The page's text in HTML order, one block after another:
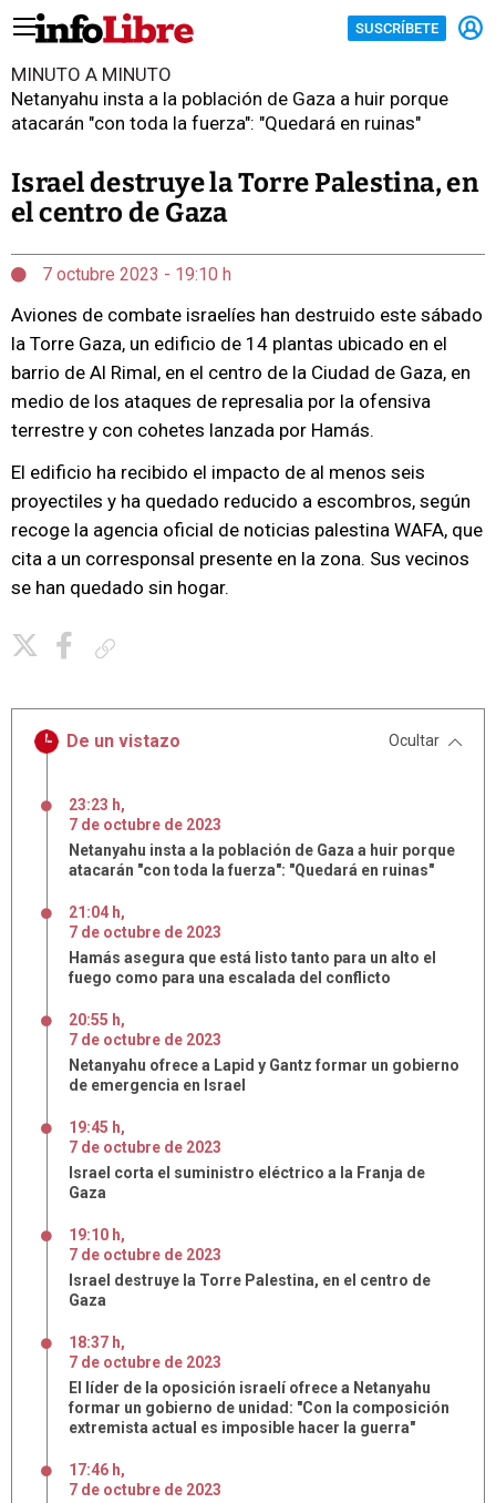
SUSCRÍBETE
MINUTO A MINUTO
Netanyahu insta a la población de Gaza a huir porque
atacarán "con toda la fuerza": "Quedará en ruinas"
Israel destruye la Torre Palestina, en
el centro de Gaza
7 octubre 2023 - 19:10 h
Aviones de combate israelíes han destruido este sábado
la Torre Gaza, un edificio de 14 plantas ubicado en el
barrio de Al Rimal, en el centro de la Ciudad de Gaza, en
medio de los ataques de represalia por la ofensiva
terrestre y con cohetes lanzada por Hamás.
El edificio ha recibido el impacto de al menos seis
proyectiles y ha quedado reducido a escombros, según
recoge la agencia oficial de noticias palestina WAFA, que
cita a un corresponsal presente en la zona. Sus vecinos
se han quedado sin hogar.
De un vistazo Ocultar
23:23 h,
7 de octubre de 2023
Netanyahu insta a la población de Gaza a huir porque
atacarán "con toda la fuerza": "Quedará en ruinas"
21:04 h,
7 de octubre de 2023
Hamás asegura que está listo tanto para un alto el
fuego como para una escalada del conflicto
20:55 h,
7 de octubre de 2023
Netanyahu ofrece a Lapid y Gantz formar un gobierno
de emergencia en Israel
19:45 h,
7 de octubre de 2023
Israel corta el suministro eléctrico a la Franja de
Gaza
19:10 h,
7 de octubre de 2023
Israel destruye la Torre Palestina, en el centro de
Gaza
18:37 h,
7 de octubre de 2023
El líder de la oposición israelí ofrece a Netanyahu
formar un gobierno de unidad: "Con la composición
extremista actual es imposible hacer la guerra"
17:46 h,
7 de octubre de 2023